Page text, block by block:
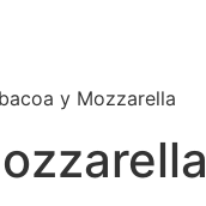
y Mozzarella